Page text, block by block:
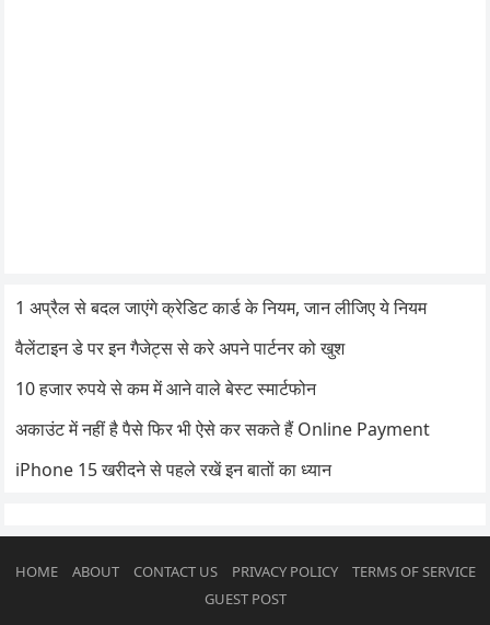
1 अप्रैल से बदल जाएंगे क्रेडिट कार्ड के नियम, जान लीजिए ये नियम
वैलेंटाइन डे पर इन गैजेट्स से करे अपने पार्टनर को खुश
10 हजार रुपये से कम में आने वाले बेस्ट स्मार्टफोन
अकाउंट में नहीं है पैसे फिर भी ऐसे कर सकते हैं Online Payment
iPhone 15 खरीदने से पहले रखें इन बातों का ध्यान
HOME ABOUT CONTACT US PRIVACY POLICY
TERMS OF SERVICE
GUEST POST